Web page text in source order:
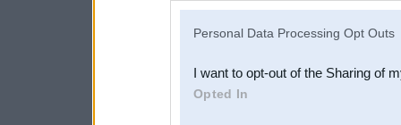
Downstream Participants
third parties.
Personal Data Processing Opt Outs
I want to opt-out of the Sharing of
Opted In